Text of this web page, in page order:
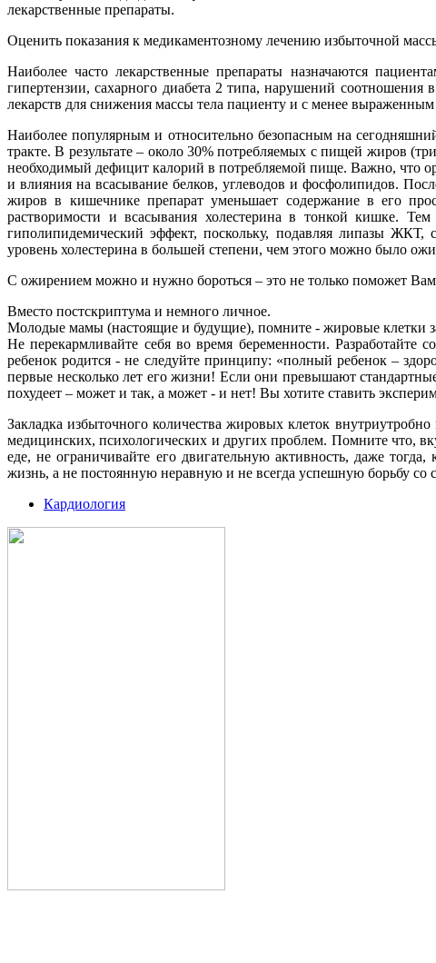
лекарственные препараты.
Оценить показания к медикаментозному лечению избыточной
Наиболее часто лекарственные препараты назначаются
гипертензии, сахарного диабета 2 типа, нарушений
лекарств для снижения массы тела пациенту и с менее
Наиболее популярным и относительно безопасным на
тракте. В результате – около 30% потребляемых с пищей жиров
необходимый дефицит калорий в потребляемой пище. Важно, что
и влияния на всасывание белков, углеводов и фосфолипидов.
жиров в кишечнике препарат уменьшает содержание в его
растворимости и всасывания холестерина в тонкой кишке.
гиполипидемический эффект, поскольку, подавляя липазы
уровень холестерина в большей степени, чем этого можно было
С ожирением можно и нужно бороться – это не только поможет
Вместо постскриптума и немного личное.
Молодые мамы (настоящие и будущие), помните - жировые клетки
Не перекармливайте себя во время беременности.
ребенок родится - не следуйте принципу: «полный ребенок –
первые несколько лет его жизни! Если они превышают
похудеет – может и так, а может - и нет! Вы хотите ставить
Закладка избыточного количества жировых клеток
медицинских, психологических и других проблем. Помните что,
еде, не ограничивайте его двигательную активность, даже
жизнь, а не постоянную неравную и не всегда успешную борьбу
Кардиология